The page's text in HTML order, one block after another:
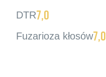
DTR7,0
Fuzarioza kłosów7,0